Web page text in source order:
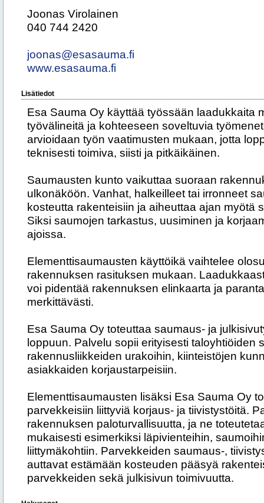
Joonas Virolainen
040 744 2420
joonas@esasauma.fi
www.esasauma.fi
Lisätiedot
Esa Sauma Oy käyttää työssään laadukkaita
työvälineitä ja kohteeseen soveltuvia
arvioidaan työn vaatimusten mukaan, jotta
teknisesti toimiva, siisti ja pitkäikäinen.
Saumausten kunto vaikuttaa suoraan
ulkonäköön. Vanhat, halkeilleet tai irronneet
kosteutta rakenteisiin ja aiheuttaa ajan myötä
Siksi saumojen tarkastus, uusiminen ja
ajoissa.
Elementtisaumausten käyttöikä vaihtelee
rakennuksen rasituksen mukaan.
voi pidentää rakennuksen elinkaarta ja
merkittävästi.
Esa Sauma Oy toteuttaa saumaus- ja
loppuun. Palvelu sopii erityisesti taloyhtiöiden
rakennusliikkeiden urakoihin, kiinteistöjen
asiakkaiden korjaustarpeisiin.
Elementtisaumausten lisäksi Esa Sauma Oy
parvekkeisiin liittyviä korjaus- ja tiivistystöitä.
rakennuksen paloturvallisuutta, ja ne
mukaisesti esimerkiksi läpivienteihin,
liittymäkohtiin. Parvekkeiden saumaus-,
auttavat estämään kosteuden pääsyä
parvekkeiden sekä julkisivun toimivuutta.